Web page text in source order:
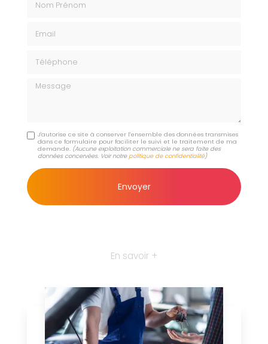
Message
J'autorise ce site à conserver l'ensemble des données transmises
dans ce formulaire pour faciliter le suivi et le traitement de ma
demande. (Aucune exploitation commerciale ne sera faite des
données concervées. Voir notrepolitique de confidentialité)
En savoir +